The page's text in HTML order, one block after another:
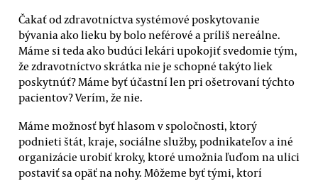
Čakať od zdravotníctva systémové poskytovanie
bývania ako lieku by bolo neférové a príliš nereálne.
Máme si teda ako budúci lekári upokojiť svedomie tým,
že zdravotníctvo skrátka nie je schopné takýto liek
poskytnúť? Máme byť účastní len pri ošetrovaní týchto
pacientov? Verím, že nie.
Máme možnosť byť hlasom v spoločnosti, ktorý
podnieti štát, kraje, sociálne služby, podnikateľov a iné
organizácie urobiť kroky, ktoré umožnia ľuďom na ulici
postaviť sa opäť na nohy. Môžeme byť tými, ktorí